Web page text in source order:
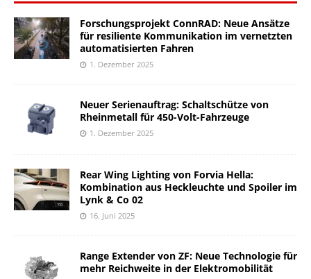
Forschungsprojekt ConnRAD: Neue Ansätze
für resiliente Kommunikation im vernetzten
automatisierten Fahren
1. Dezember 2025
Neuer Serienauftrag: Schaltschütze von
Rheinmetall für 450-Volt-Fahrzeuge
1. Dezember 2025
Rear Wing Lighting von Forvia Hella:
Kombination aus Heckleuchte und Spoiler im
Lynk & Co 02
16. Juni 2025
Range Extender von ZF: Neue Technologie für
mehr Reichweite in der Elektromobilität